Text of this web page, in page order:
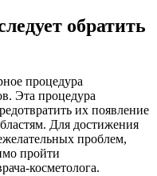
обратить
процедура
Эта процедура
их появление
Для достижения
проблем,
пройти
косметолога.